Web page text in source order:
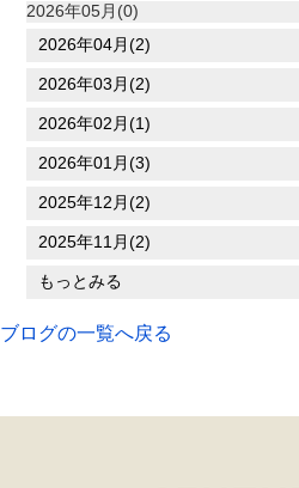
2026年05月(0)
2026年04月(2)
2026年03月(2)
2026年02月(1)
2026年01月(3)
2025年12月(2)
2025年11月(2)
もっとみる
ブログの一覧へ戻る